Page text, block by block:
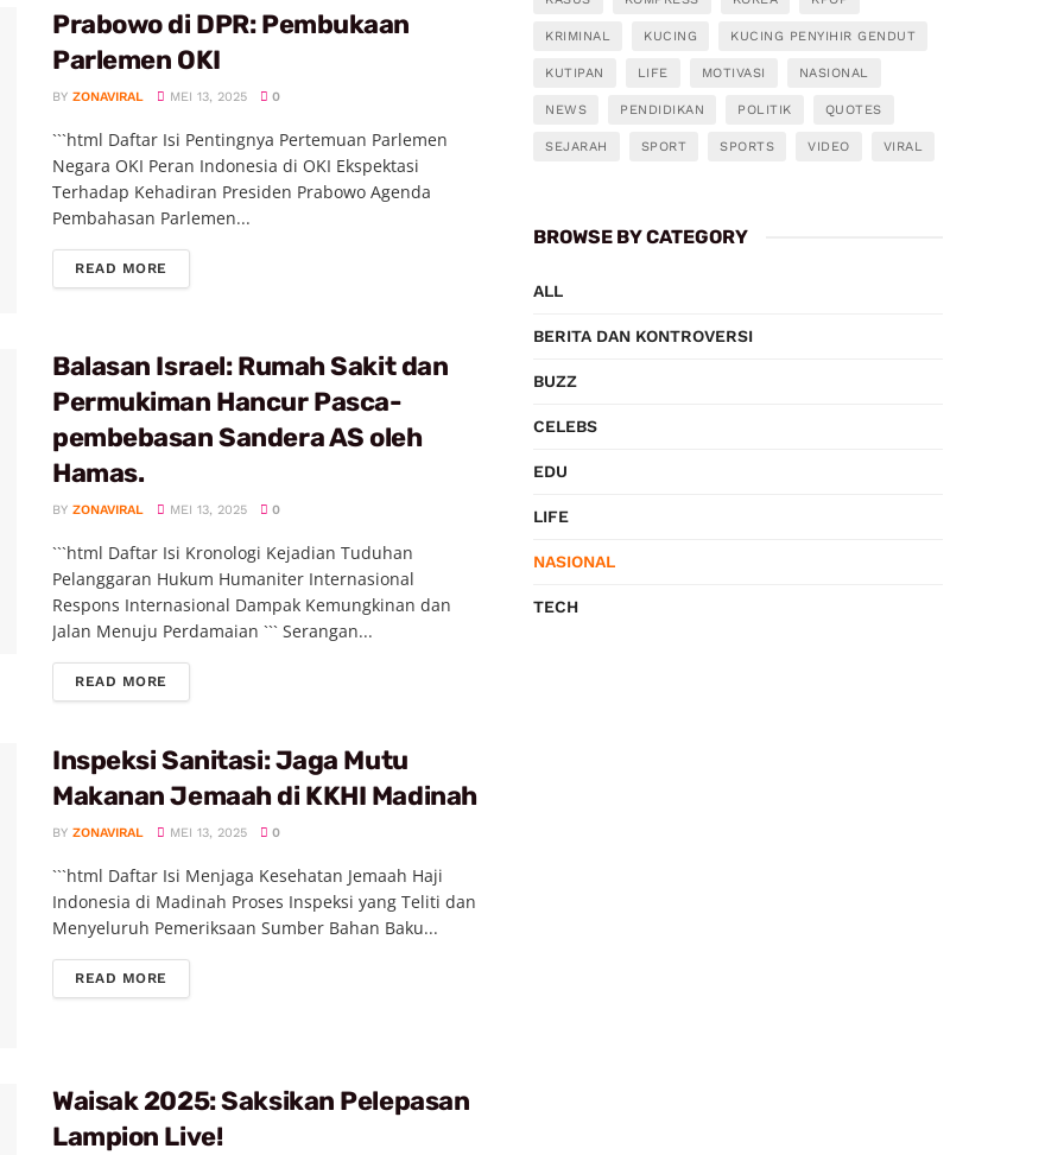
Prabowo di DPR: Pembukaan
Parlemen OKI
BY ZONAVIRAL MEI 13, 2025 0
```html Daftar Isi Pentingnya Pertemuan Parlemen
Negara OKI Peran Indonesia di OKI Ekspektasi
Terhadap Kehadiran Presiden Prabowo Agenda
Pembahasan Parlemen...
READ MORE
Balasan Israel: Rumah Sakit dan
Permukiman Hancur Pasca-
pembebasan Sandera AS oleh
Hamas.
BY ZONAVIRAL MEI 13, 2025 0
```html Daftar Isi Kronologi Kejadian Tuduhan
Pelanggaran Hukum Humaniter Internasional
Respons Internasional Dampak Kemungkinan dan
Jalan Menuju Perdamaian ``` Serangan...
READ MORE
Inspeksi Sanitasi: Jaga Mutu
Makanan Jemaah di KKHI Madinah
BY ZONAVIRAL MEI 13, 2025 0
```html Daftar Isi Menjaga Kesehatan Jemaah Haji
Indonesia di Madinah Proses Inspeksi yang Teliti dan
Menyeluruh Pemeriksaan Sumber Bahan Baku...
READ MORE
Waisak 2025: Saksikan Pelepasan
Lampion Live!
KRIMINAL KUCING KUCING PENYIHIR GENDUT
KUTIPAN LIFE MOTIVASI NASIONAL
NEWS PENDIDIKAN POLITIK QUOTES
SEJARAH SPORT SPORTS VIDEO VIRAL
BROWSE BY CATEGORY
ALL
BERITA DAN KONTROVERSI
BUZZ
CELEBS
EDU
LIFE
NASIONAL
TECH